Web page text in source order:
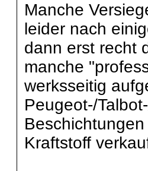
Manche
leider nach
dann erst recht
manche
werksseitig
Peugeot-/
Kraftstoff